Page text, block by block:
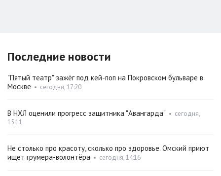
Последние новости
"Пятый театр" зажёг под кей-поп на Покровском бульваре в
Москве • сегодня, 17:20
В НХЛ оценили прогресс защитника "Авангарда" • сегодня,
15:11
Не столько про красоту, сколько про здоровье. Омский приют
ищет грумера-волонтёра • сегодня, 14:16